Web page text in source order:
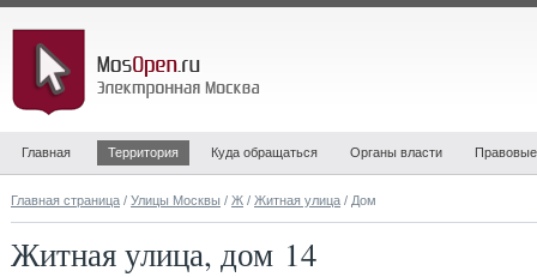
Главная Территория Куда обращаться Органы власти
Главная страница / Улицы Москвы / Ж / Житная улица / Дом
Житная улица, дом 14